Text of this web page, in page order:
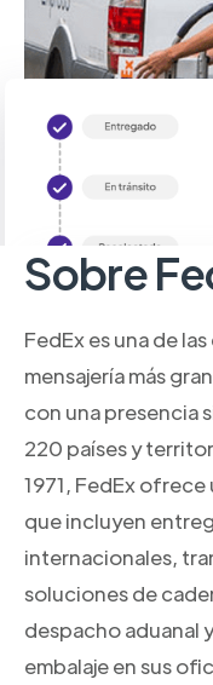
Sobre
FedEx es una de
mensajería más
con una presencia
220 países y
1971, FedEx ofrece
que incluyen
internacionales,
soluciones de
despacho aduanal
embalaje en sus